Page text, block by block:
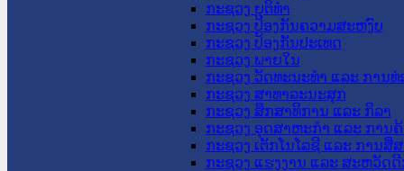
ກະຊວງ ຍຸຕິທໍາ
ກະຊວງ ປ້ອງກັນຄວາມສະຫງົບ
ກະຊວງ ປ້ອງກັນປະເທດ
ກະຊວງ ພາຍໃນ
ກະຊວງ ວັດທະນະທຳ ແລະ ການທ່
ກະຊວງ ສາທາລະນະສຸກ
ກະຊວງ ສຶກສາທິການ ແລະ ກິລາ
ກະຊວງ ອຸດສາຫະກຳ ແລະ ການຄ້
ກະຊວງ ເຕັກໂນໂລຊີ ແລະ ການສື່
ກະຊວງ ແຮງງານ ແລະ ສະຫວັດ